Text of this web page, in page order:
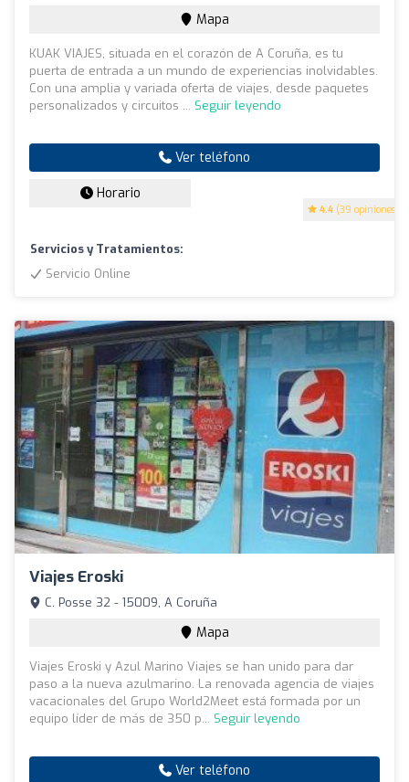
4.4 (39 opiniones)
Mapa
KUAK VIAJES, situada en el corazón de A Coruña, es tu
puerta de entrada a un mundo de experiencias inolvidables.
Con una amplia y variada oferta de viajes, desde paquetes
personalizados y circuitos ... Seguir leyendo
Ver teléfono
Horario
Servicios y Tratamientos:
Servicio Online
Viajes Eroski
C. Posse 32 - 15009, A Coruña
Mapa
Viajes Eroski y Azul Marino Viajes se han unido para dar
paso a la nueva azulmarino. La renovada agencia de viajes
vacacionales del Grupo World2Meet está formada por un
equipo líder de más de 350 p... Seguir leyendo
Ver teléfono